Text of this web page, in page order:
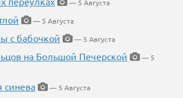
— 5 Августа
— 5 Августа
с бабочкой
— 5 Августа
на Большой Печерской
— 5
синева
— 5 Августа